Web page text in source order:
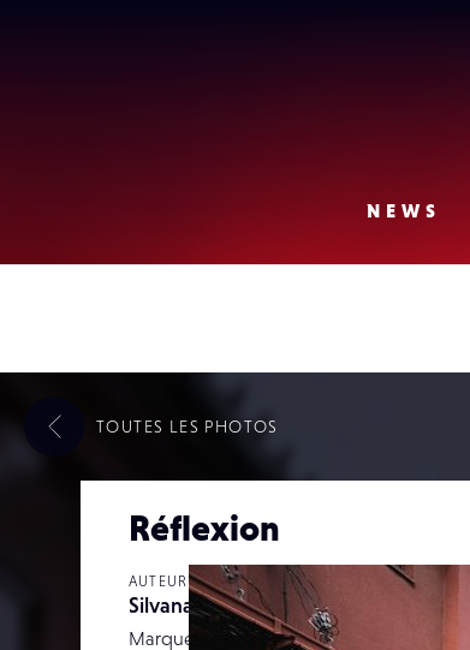
NEWS
Réflexion
AUTEUR
Silvanah-r
Marque
TOUTES LES PHOTOS